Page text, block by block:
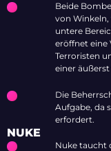
Beide
von
untere
eröffnet eine
Terroristen
einer
Die
Aufgabe, da
erfordert.
NUKE
Nuke taucht